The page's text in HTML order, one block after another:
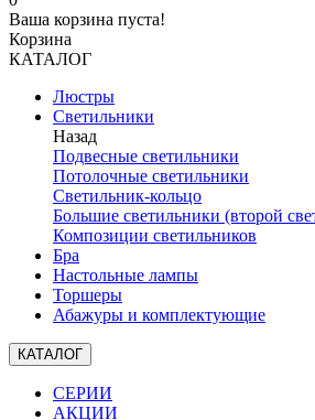
Ваша корзина пуста!
Корзина
КАТАЛОГ
Люстры
Светильники
Назад
Подвесные светильники
Потолочные светильники
Светильник-кольцо
Большие светильники (второй
Композиции светильников
Бра
Настольные лампы
Торшеры
Абажуры и комплектующие
КАТАЛОГ
СЕРИИ
АКЦИИ